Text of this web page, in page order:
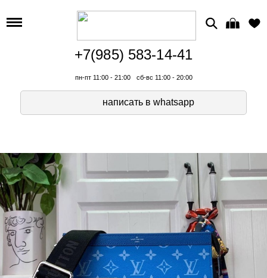
+7(985) 583-14-41
пн-пт 11:00 - 21:00 сб-вс 11:00 - 20:00
написать в whatsapp